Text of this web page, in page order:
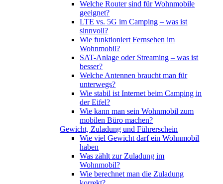
Welche Router sind für Wohnmobile
geeignet?
LTE vs. 5G im Camping – was ist
sinnvoll?
Wie funktioniert Fernsehen im
Wohnmobil?
SAT-Anlage oder Streaming – was ist
besser?
Welche Antennen braucht man für
unterwegs?
Wie stabil ist Internet beim Camping in
der Eifel?
Wie kann man sein Wohnmobil zum
mobilen Büro machen?
Gewicht, Zuladung und Führerschein
Wie viel Gewicht darf ein Wohnmobil
haben
Was zählt zur Zuladung im
Wohnmobil?
Wie berechnet man die Zuladung